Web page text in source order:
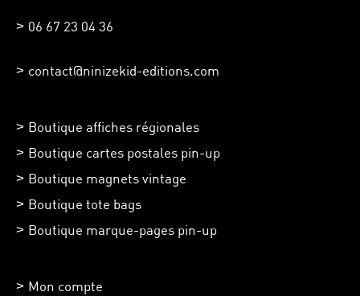
06 67 23 04 36
contact@ninizekid-editions.com
Boutique affiches régionales
Boutique cartes postales pin-up
Boutique magnets vintage
Boutique tote bags
Boutique marque-pages pin-up
Mon compte